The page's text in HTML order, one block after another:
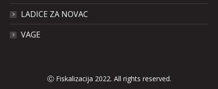
LADICE ZA NOVAC
VAGE
Ⓒ Fiskalizacija 2022. All rights reserved.